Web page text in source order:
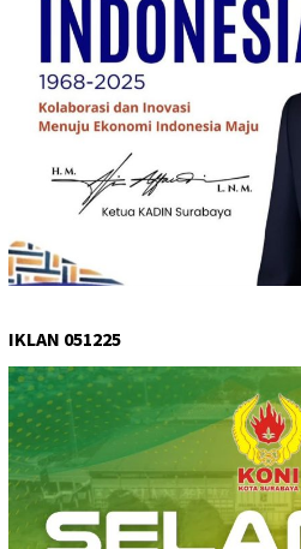
IKLAN 051225